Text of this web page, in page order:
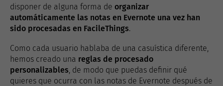
disponer de alguna forma de organizar
automáticamente las notas en Evernote una vez han
sido procesadas en FacileThings.
Como cada usuario hablaba de una casuística diferente,
hemos creado una reglas de procesado
personalizables, de modo que puedas definir qué
quieres que ocurra con las notas de Evernote después de